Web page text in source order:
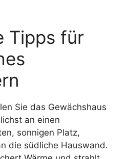
Tipps für
Sie das Gewächshaus
an einen
sonnigen Platz,
die südliche Hauswand.